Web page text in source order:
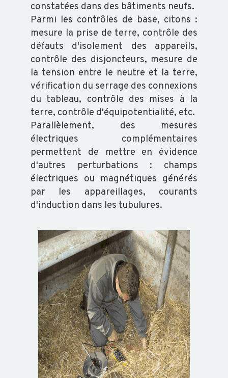
VOUS
FORMER
CATALOGUE
DOCUMENTS
GÉNÉRAUX
SALMONELLES
constatées dans des bâtiments neufs.
Parmi les contrôles de base, citons :
mesure la prise de terre, contrôle des
défauts d'isolement des appareils,
contrôle des disjoncteurs, mesure de
la tension entre le neutre et la terre,
vérification du serrage des connexions
du tableau, contrôle des mises à la
terre, contrôle d'équipotentialité, etc.
Parallèlement, des mesures
électriques complémentaires
permettent de mettre en évidence
d'autres perturbations : champs
électriques ou magnétiques générés
par les appareillages, courants
d'induction dans les tubulures.